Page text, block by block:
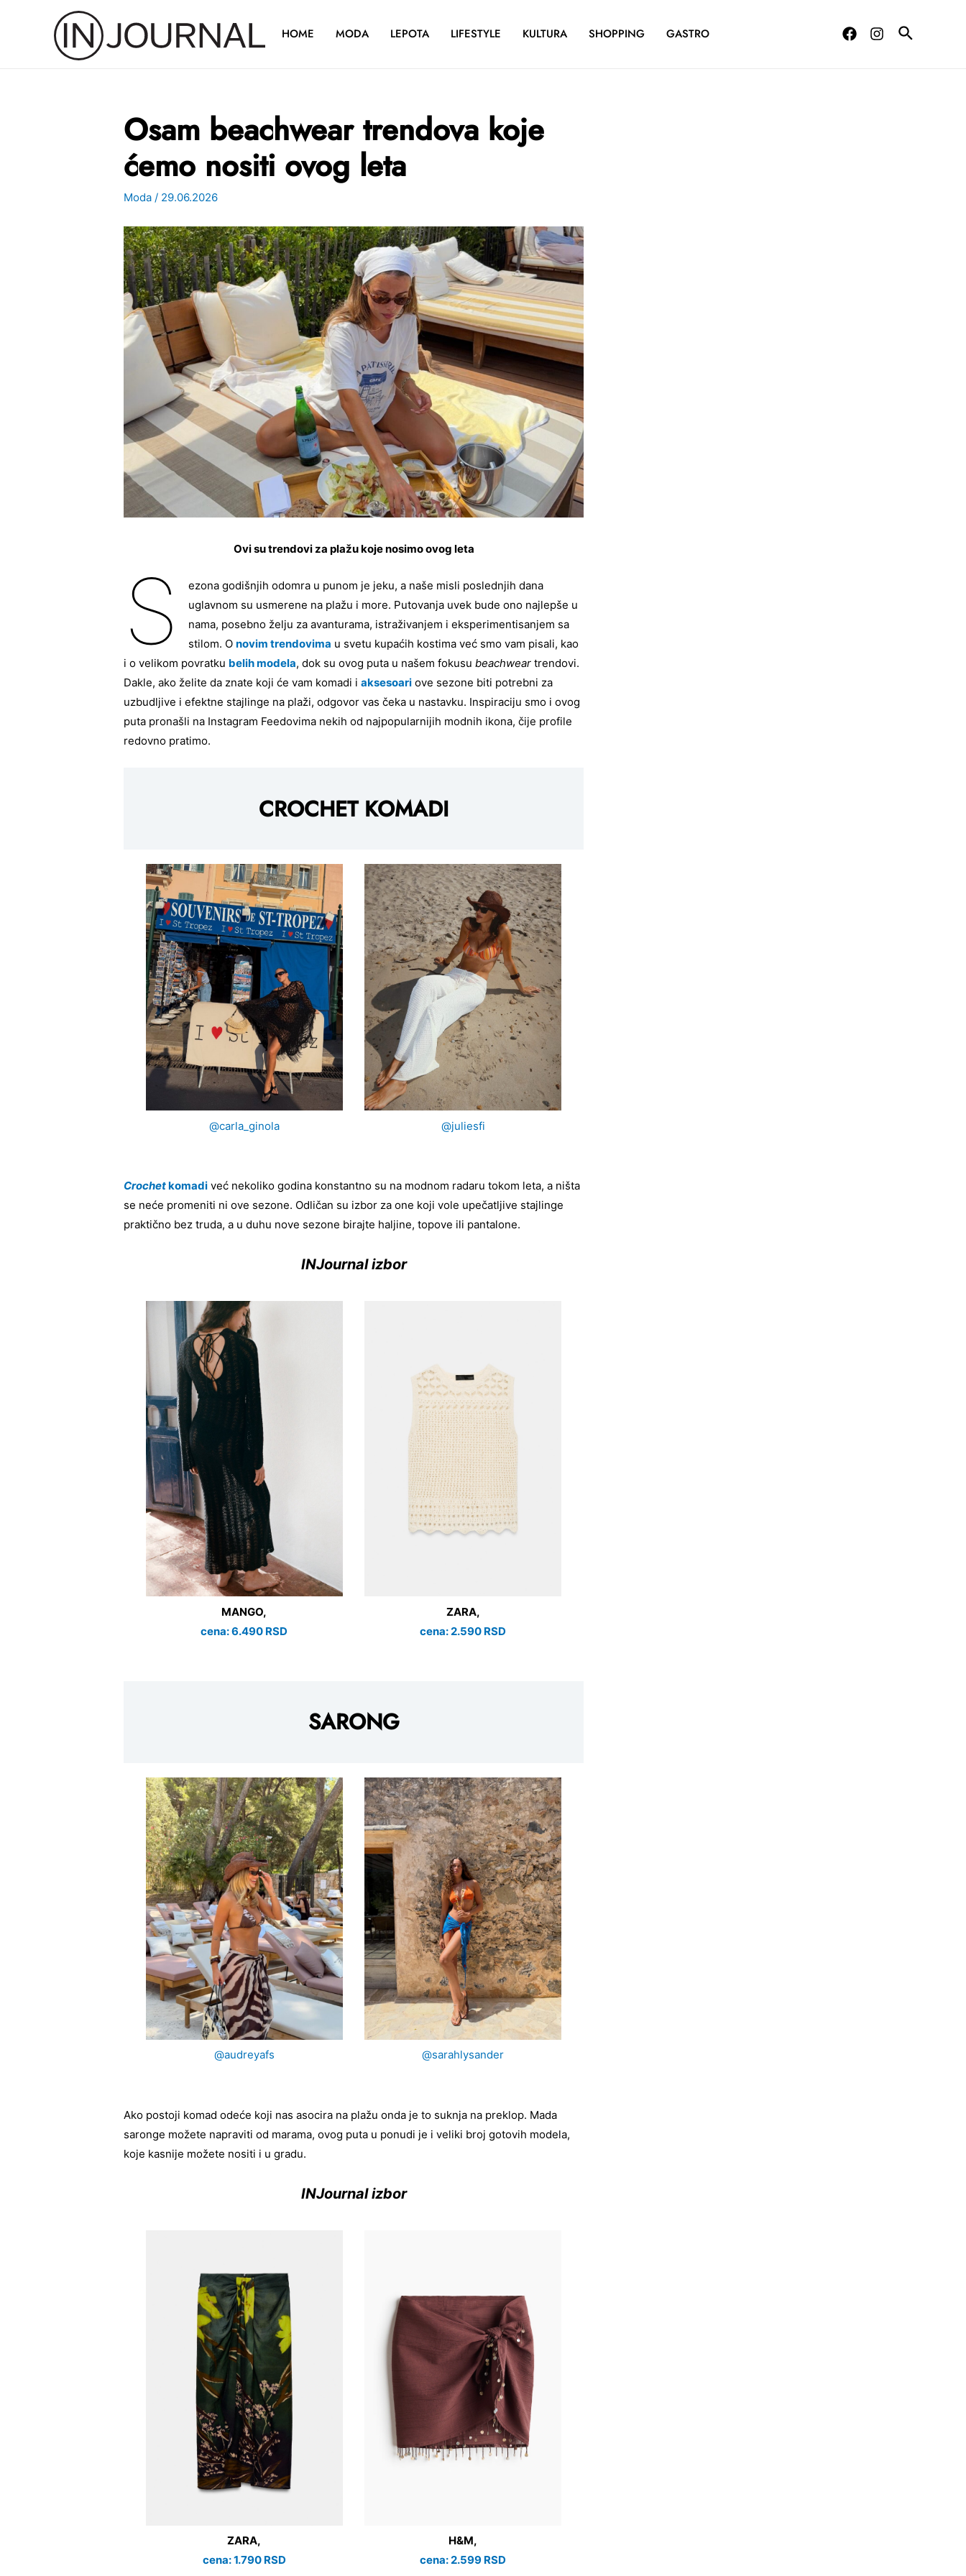
HOME MODA LEPOTA LIFESTYLE KULTURA SHOPPING GASTRO
Osam beachwear trendova koje
ćemo nositi ovog leta
Moda / 29.06.2026
Ovi su trendovi za plažu koje nosimo ovog leta
S
ezona godišnjih odomra u punom je jeku, a naše misli poslednjih dana
uglavnom su usmerene na plažu i more. Putovanja uvek bude ono najlepše u
nama, posebno želju za avanturama, istraživanjem i eksperimentisanjem sa
stilom. O novim trendovima u svetu kupaćih kostima već smo vam pisali, kao
i o velikom povratku belih modela, dok su ovog puta u našem fokusubeachwear trendovi.
Dakle, ako želite da znate koji će vam komadi iaksesoari ove sezone biti potrebni za
uzbudljive i efektne stajlinge na plaži, odgovor vas čeka u nastavku. Inspiraciju smo i ovog
puta pronašli na Instagram Feedovima nekih od najpopularnijih modnih ikona, čije profile
redovno pratimo.
CROCHET KOMADI
@carla_ginola @juliesfi
Crochetkomadi već nekoliko godina konstantno su na modnom radaru tokom leta, a ništa
se neće promeniti ni ove sezone. Odličan su izbor za one koji vole upečatljive stajlinge
praktično bez truda, a u duhu nove sezone birajte haljine, topove ili pantalone.
INJournal izbor
MANGO,
cena: 6.490 RSD
ZARA,
cena: 2.590 RSD
SARONG
@audreyafs @sarahlysander
Ako postoji komad odeće koji nas asocira na plažu onda je to suknja na preklop. Mada
saronge možete napraviti od marama, ovog puta u ponudi je i veliki broj gotovih modela,
koje kasnije možete nositi i u gradu.
INJournal izbor
ZARA,
cena: 1.790 RSD
H&M,
cena: 2.599 RSD